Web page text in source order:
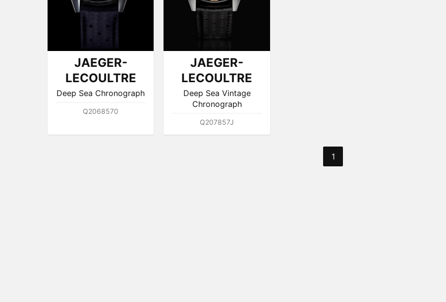
JAEGER-
LECOULTRE
Deep Sea Chronograph
Q2068570
JAEGER-
LECOULTRE
Deep Sea Vintage
Chronograph
Q207857J
1